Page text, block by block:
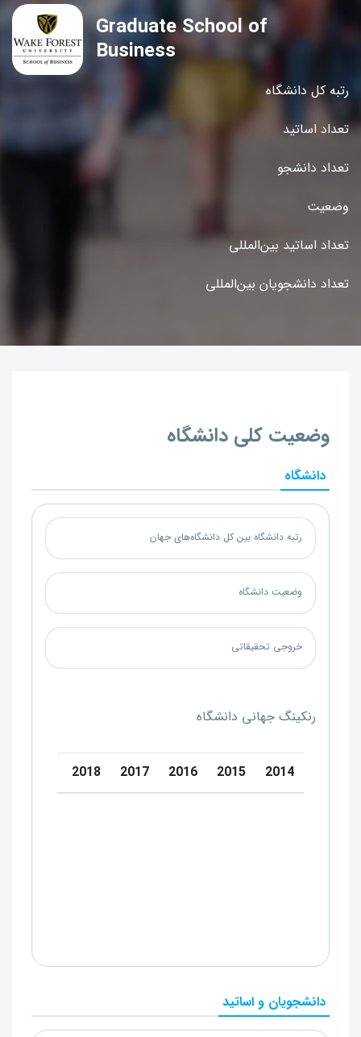
رتبه کل دانشگاه
تعداد اساتید
تعداد دانشجو
وضعیت
تعداد اساتید بین‌المللی
تعداد دانشجویان بین‌المللی
Graduate School of
Business
وضعیت کلی دانشگاه
دانشگاه
رتبه دانشگاه بین کل دانشگاه‌های جهان
وضعیت دانشگاه
خروجی تحقیقاتی
رنکینگ جهانی دانشگاه
2014
2015
2016
2017
2018
دانشجویان و اساتید